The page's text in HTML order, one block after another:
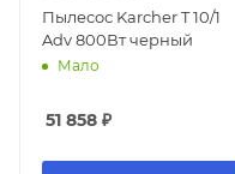
Пылесос Karcher T 10/1
Adv 800Вт черный
Мало
51 858 ₽